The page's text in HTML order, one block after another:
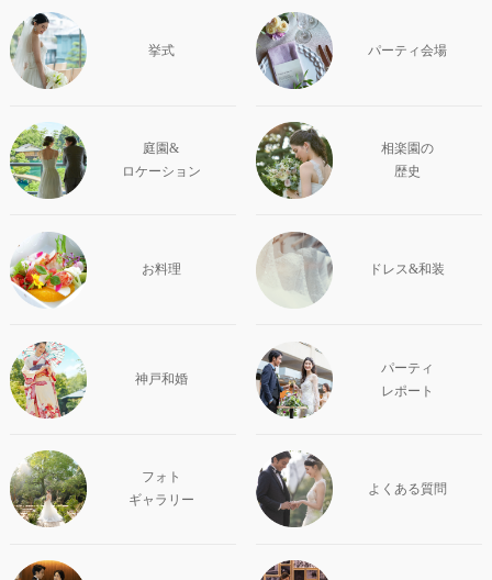
挙式 パーティ会場
庭園&
ロケーション
相楽園の
歴史
お料理 ドレス&和装
神戸和婚
パーティ
レポート
フォト
ギャラリー
よくある質問